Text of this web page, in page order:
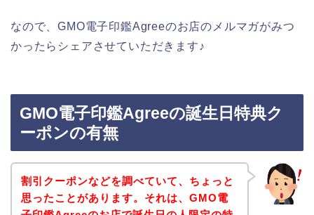
なので、GMO電子印鑑Agreeのお店のメルマガがみつ
かったらシェアさせていただきます♪
GMO電子印鑑Agreeの誕生日特典ク
ーポンの有無
割引クーポンなどを調べていて、ちょっと
思ったことがあります。それは、GMO電